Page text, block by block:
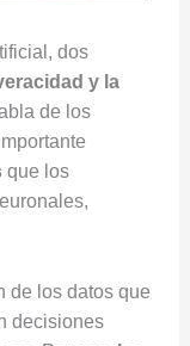
dos
y la
de los
que los
de los datos que
decisiones